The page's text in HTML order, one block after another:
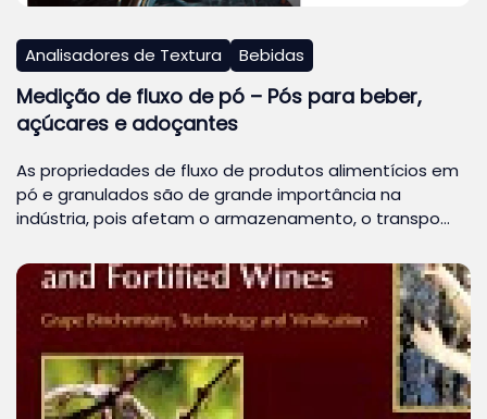
Analisadores de Textura Bebidas
Medição de fluxo de pó – Pós para beber,
açúcares e adoçantes
As propriedades de fluxo de produtos alimentícios em
pó e granulados são de grande importância na
indústria, pois afetam o armazenamento, o transpo…